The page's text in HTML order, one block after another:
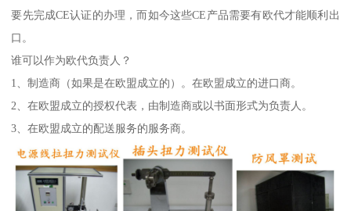
要先完成CE认证的办理，而如今这些CE产品需要有欧代才能顺利出
口。
谁可以作为欧代负责人？
1、制造商（如果是在欧盟成立的）。在欧盟成立的进口商。
2、在欧盟成立的授权代表，由制造商或以书面形式为负责人。
3、在欧盟成立的配送服务的服务商。